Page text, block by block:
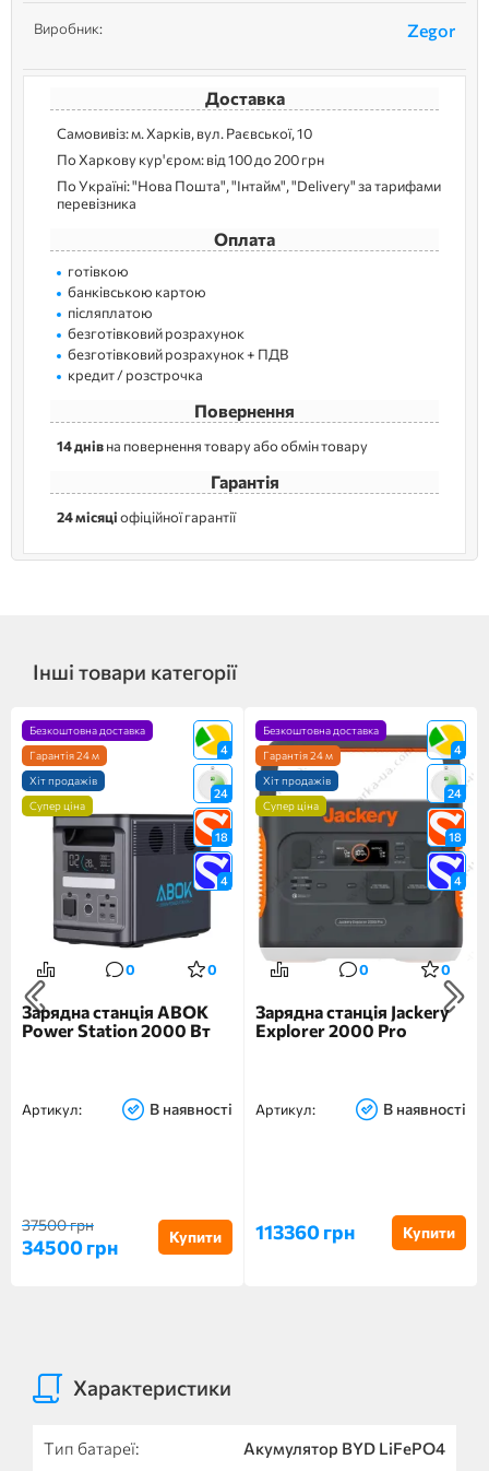
Виробник: Zegor
Доставка
Самовивіз: м. Харків, вул. Раєвської, 10
По Харкову кур'єром: від 100 до 200 грн
По Україні: "Нова Пошта", "Інтайм", "Delivery" за тарифами
перевізника
Оплата
готівкою
банківською картою
післяплатою
безготівковий розрахунок
безготівковий розрахунок + ПДВ
кредит / розстрочка
Повернення
14 днівна повернення товару або обмін товару
Гарантія
24 місяціофіційної гарантії
Інші товари категорії
4
24
18
4
Безкоштовна доставка
Гарантія 24 м
Хіт продажів
Супер ціна
0 0
Зарядна станція ABOK
Power Station 2000 Вт
Артикул: В наявності
37500 грн
34500 грн Купити
4
24
18
4
Безкоштовна доставка
Гарантія 24 м
Хіт продажів
Супер ціна
0 0
Зарядна станція Jackery
Explorer 2000 Pro
Артикул: В наявності
113360 грн Купити
Характеристики
Тип батареї: Акумулятор BYD LiFePO4